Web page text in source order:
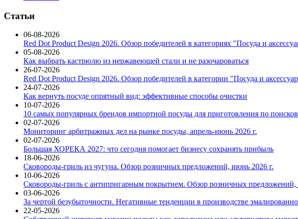
Статьи
06-08-2026
Red Dot Product Design 2026. Обзор победителей в категориях "Посуда и
05-08-2026
Как выбрать кастрюлю из нержавеющей стали и не разочароваться
26-07-2026
Red Dot Product Design 2026. Обзор победителей в категории "Посуда и
24-07-2026
Как вернуть посуде опрятный вид: эффективные способы очистки
10-07-2026
10 самых популярных брендов импортной посуды для приготовления по
02-07-2026
Мониторинг арбитражных дел на рынке посуды, апрель-июнь 2026 г.
02-07-2026
Большая ХОРЕКА 2027: что сегодня помогает бизнесу сохранять прибыль
18-06-2026
Сковороды-гриль из чугуна. Обзор розничных предложений, июнь 2026 г.
10-06-2026
Сковороды-гриль с антипригарным покрытием. Обзор розничных предложений,
03-06-2026
За чертой безубыточности. Негативные тенденции в производстве
22-05-2026